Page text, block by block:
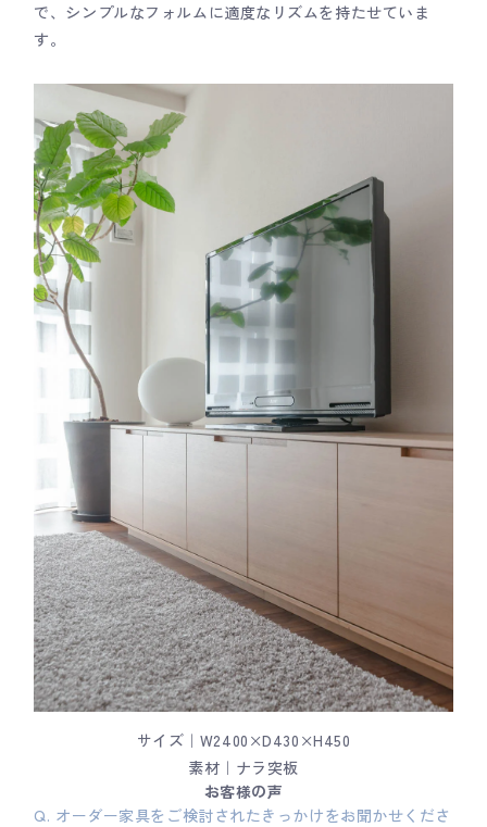
で、シンプルなフォルムに適度なリズムを持たせていま
す。
サイズ｜W2400×D430×H450
素材｜ナラ突板
お客様の声
Q. オーダー家具をご検討されたきっかけをお聞かせくださ